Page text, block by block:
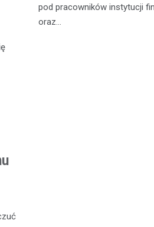
pod pracowników instytucji
oraz…